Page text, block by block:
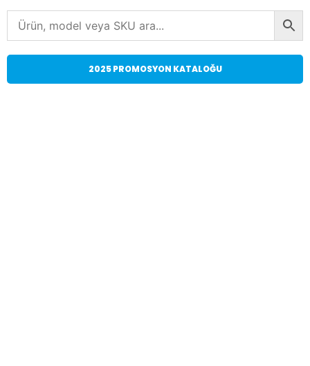
2025 PROMOSYON KATALOĞU